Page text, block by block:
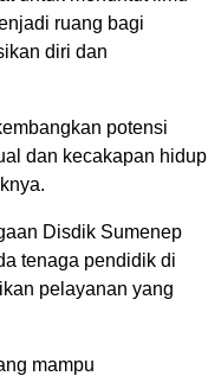
ruang bagi
diri dan
potensi
dan kecakapan hidup
Disdik Sumenep
tenaga pendidik di
pelayanan yang
mampu